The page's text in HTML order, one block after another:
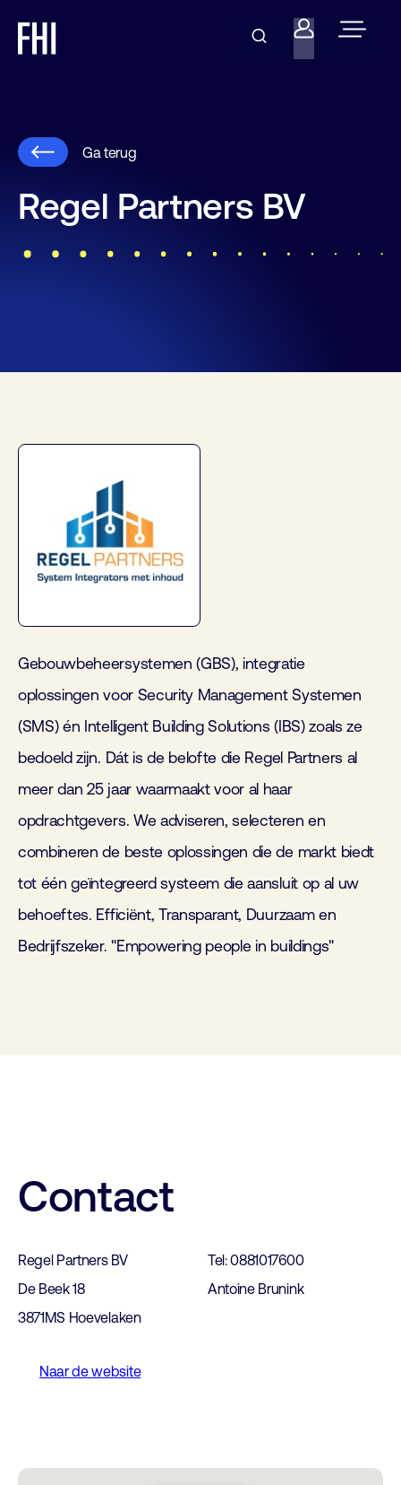
Ga terug
Regel Partners BV
Gebouwbeheersystemen (GBS), integratie
oplossingen voor Security Management Systemen
(SMS) én Intelligent Building Solutions (IBS) zoals ze
bedoeld zijn. Dát is de belofte die Regel Partners al
meer dan 25 jaar waarmaakt voor al haar
opdrachtgevers. We adviseren, selecteren en
combineren de beste oplossingen die de markt biedt
tot één geïntegreerd systeem die aansluit op al uw
behoeftes. Efficiënt, Transparant, Duurzaam en
Bedrijfszeker. "Empowering people in buildings"
Contact
Regel Partners BV
De Beek 18
3871MS Hoevelaken
Tel: 0881017600
Antoine Brunink
Naar de website